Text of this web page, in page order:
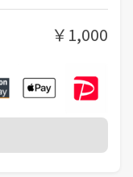
￥1,000